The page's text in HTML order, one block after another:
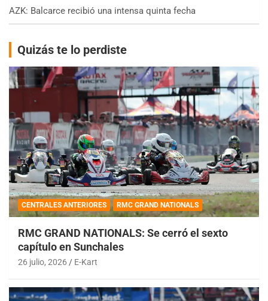
AZK: Balcarce recibió una intensa quinta fecha
Quizás te lo perdiste
CENTRALES ANTERIORES RMC GRAND NATIONALS
RMC GRAND NATIONALS: Se cerró el sexto
capítulo en Sunchales
26 julio, 2026 E-Kart